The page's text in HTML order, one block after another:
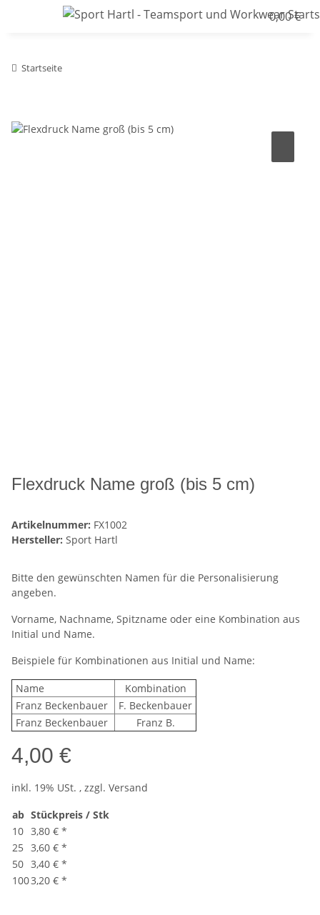
0,00 €
Startseite
Flexdruck Name groß (bis 5 cm)
Artikelnummer: FX1002
Hersteller: Sport Hartl
Bitte den gewünschten Namen für die Personalisierung
angeben.
Vorname, Nachname, Spitzname oder eine Kombination aus
Initial und Name.
Beispiele für Kombinationen aus Initial und Name:
Name
Kombination
Franz Beckenbauer
F. Beckenbauer
Franz Beckenbauer
Franz B.
4,00 €
inkl. 19% USt. , zzgl. Versand
ab Stückpreis / Stk
10 3,80 € *
25 3,60 € *
50 3,40 € *
1003,20 € *